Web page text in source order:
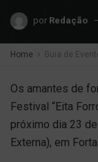
por Redação
Home Guia de
Os amantes de
Festival “Eita
próximo dia 23
Externa), em